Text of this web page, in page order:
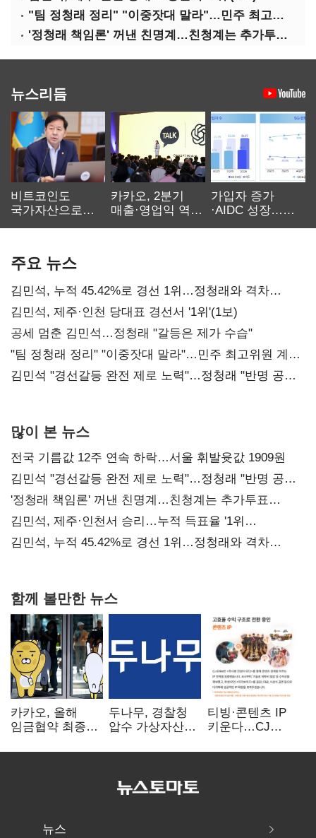
"팀 정청래 정리" "이중잣대 말라"…민주 최고위원 계파 다툼 격화
'정청래 책임론' 꺼낸 친명계…친청계는 추가투표 때리기
뉴스리듬
비트코인도
국가자산으로…'
카카오, 2분기
매출·영업익 역대
가입자 증가
·AIDC 성장…
주요 뉴스
김민석, 누적 45.42%로 경선 1위…정청래와 격차
0.86%p(2보)
김민석, 제주·인천 당대표 경선서 '1위'(1보)
공세 멈춘 김민석…정청래 "갈등은 제가 수습"
"팀 정청래 정리" "이중잣대 말라"…민주 최고위원 계파
다툼 격화
김민석 "경선갈등 완전 제로 노력"…정청래 "반명 공세
많이 본 뉴스
전국 기름값 12주 연속 하락…서울 휘발윳값 1909원
김민석 "경선갈등 완전 제로 노력"…정청래 "반명 공세
사과부터"
'정청래 책임론' 꺼낸 친명계…친청계는 추가투표
때리기
김민석, 제주·인천서 승리…누적 득표율 '1위
탈환'(종합)
김민석, 누적 45.42%로 경선 1위…정청래와 격차
함께 볼만한 뉴스
카카오, 올해
임금협약 최종
인상·격려금
두나무, 경찰청
압수 가상자산
커스터디 사업
티빙·콘텐츠 IP
키운다…CJ
글로벌 확장 가속
뉴스